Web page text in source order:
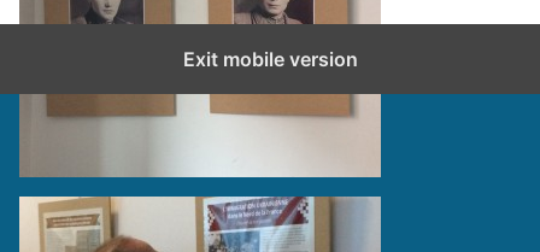
Exit mobile version